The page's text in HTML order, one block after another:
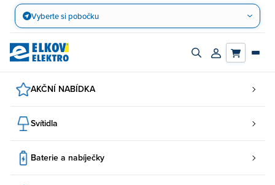
Přejít
obsah
Vyberte si pobočku
Zapnout/vypnout
Přihlásit/
AKČNÍ NABÍDKA
Svítidla
Baterie a nabíječky